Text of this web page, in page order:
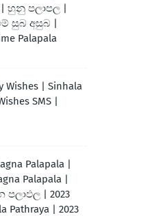
| හුනු පලාපල |
සුබ අසුබ |
Palapala
Wishes | Sinhala
SMS |
Palapala |
Palapala |
පලාඵල | 2023
Pathraya | 2023